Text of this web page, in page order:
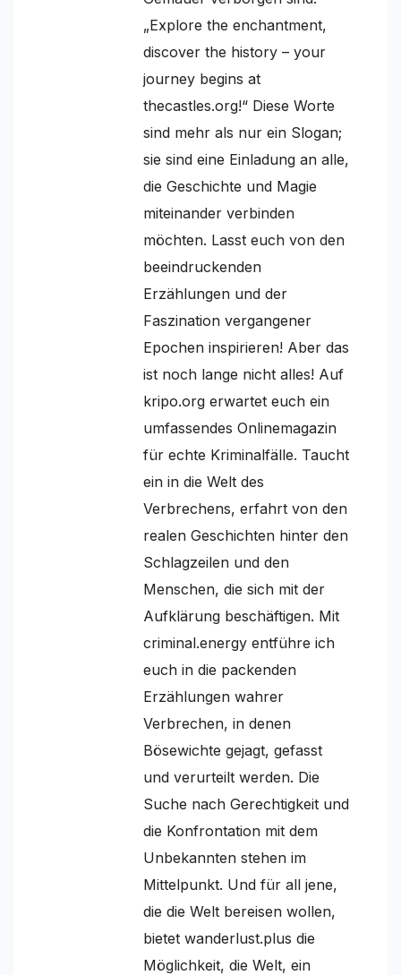
„Explore the enchantment,
discover the history – your
journey begins at
thecastles.org!“ Diese Worte
sind mehr als nur ein Slogan;
sie sind eine Einladung an alle,
die Geschichte und Magie
miteinander verbinden
möchten. Lasst euch von den
beeindruckenden
Erzählungen und der
Faszination vergangener
Epochen inspirieren! Aber das
ist noch lange nicht alles! Auf
kripo.org erwartet euch ein
umfassendes Onlinemagazin
für echte Kriminalfälle. Taucht
ein in die Welt des
Verbrechens, erfahrt von den
realen Geschichten hinter den
Schlagzeilen und den
Menschen, die sich mit der
Aufklärung beschäftigen. Mit
criminal.energy entführe ich
euch in die packenden
Erzählungen wahrer
Verbrechen, in denen
Bösewichte gejagt, gefasst
und verurteilt werden. Die
Suche nach Gerechtigkeit und
die Konfrontation mit dem
Unbekannten stehen im
Mittelpunkt. Und für all jene,
die die Welt bereisen wollen,
bietet wanderlust.plus die
Möglichkeit, die Welt, ein